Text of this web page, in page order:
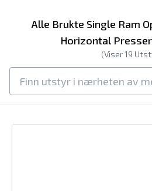
Alle Brukte Single Ram
Horizontal
(Viser19